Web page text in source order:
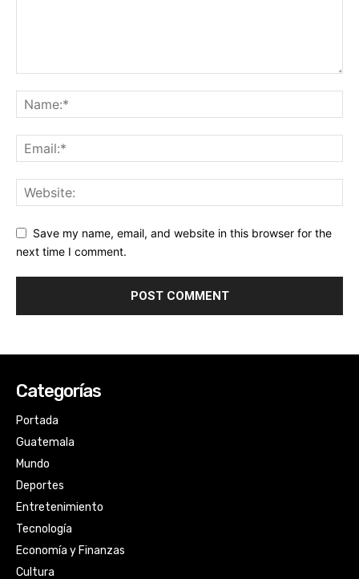
Save my name, email, and website in this browser for the
next time I comment.
Categorías
Portada
Guatemala
Mundo
Deportes
Entretenimiento
Tecnología
Economía y Finanzas
Cultura